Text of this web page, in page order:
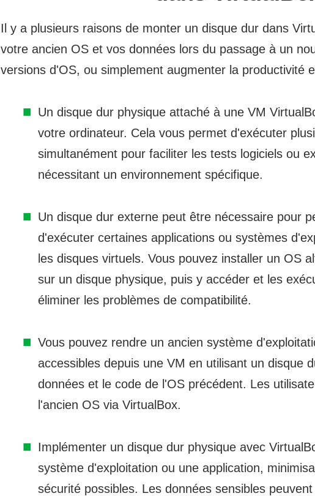
Il y a plusieurs raisons de monter un disque dur dans
votre ancien OS et vos données lors du passage à un
versions d'OS, ou simplement augmenter la productivité
Un disque dur physique attaché à une VM
votre ordinateur. Cela vous permet d'exécuter
simultanément pour faciliter les tests logiciels ou
nécessitant un environnement spécifique.
Un disque dur externe peut être nécessaire pour
d'exécuter certaines applications ou systèmes
les disques virtuels. Vous pouvez installer un OS
sur un disque physique, puis y accéder et les
éliminer les problèmes de compatibilité.
Vous pouvez rendre un ancien système
accessibles depuis une VM en utilisant un disque
données et le code de l'OS précédent. Les
l'ancien OS via VirtualBox.
Implémenter un disque dur physique avec
système d'exploitation ou une application,
sécurité possibles. Les données sensibles